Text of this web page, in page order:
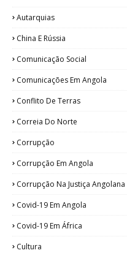
Autarquias
China E Rússia
Comunicação Social
Comunicações Em Angola
Conflito De Terras
Correia Do Norte
Corrupção
Corrupção Em Angola
Corrupção Na Justiça Angolana
Covid-19 Em Angola
Covid-19 Em África
Cultura